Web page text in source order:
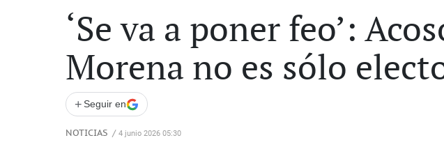
‘Se va a poner feo’:
Morena no es sólo
+ Seguir en
NOTICIAS / 4 junio 2026 05:30